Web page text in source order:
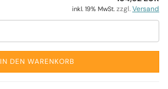
inkl. 19% MwSt. zzgl.Versand
IN DEN WARENKORB